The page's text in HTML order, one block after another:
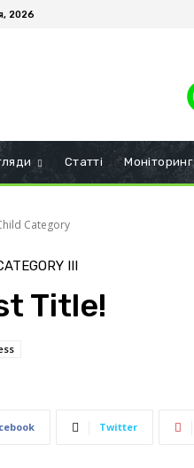
2026
Статті Моніторинг
Category
III
Title!
Twitter